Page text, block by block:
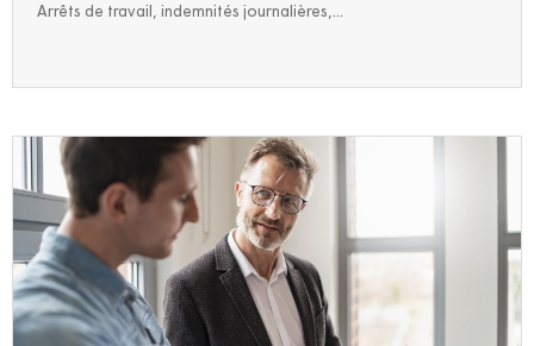
Arrêts de travail, indemnités journalières,...